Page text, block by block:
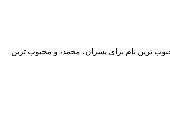
ترین نام برای پسران، محمد، و محبوب ترین